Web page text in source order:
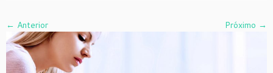
← Anterior Próximo →